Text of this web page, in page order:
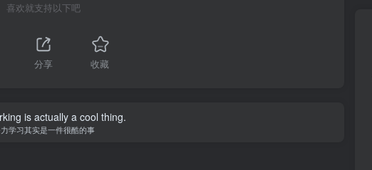
喜欢就支持以下吧
分享 收藏
is actually a cool thing.
学习其实是一件很酷的事